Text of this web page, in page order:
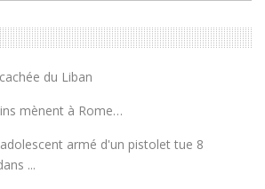
du Liban
mènent à Rome…
armé d'un pistolet tue 8
...